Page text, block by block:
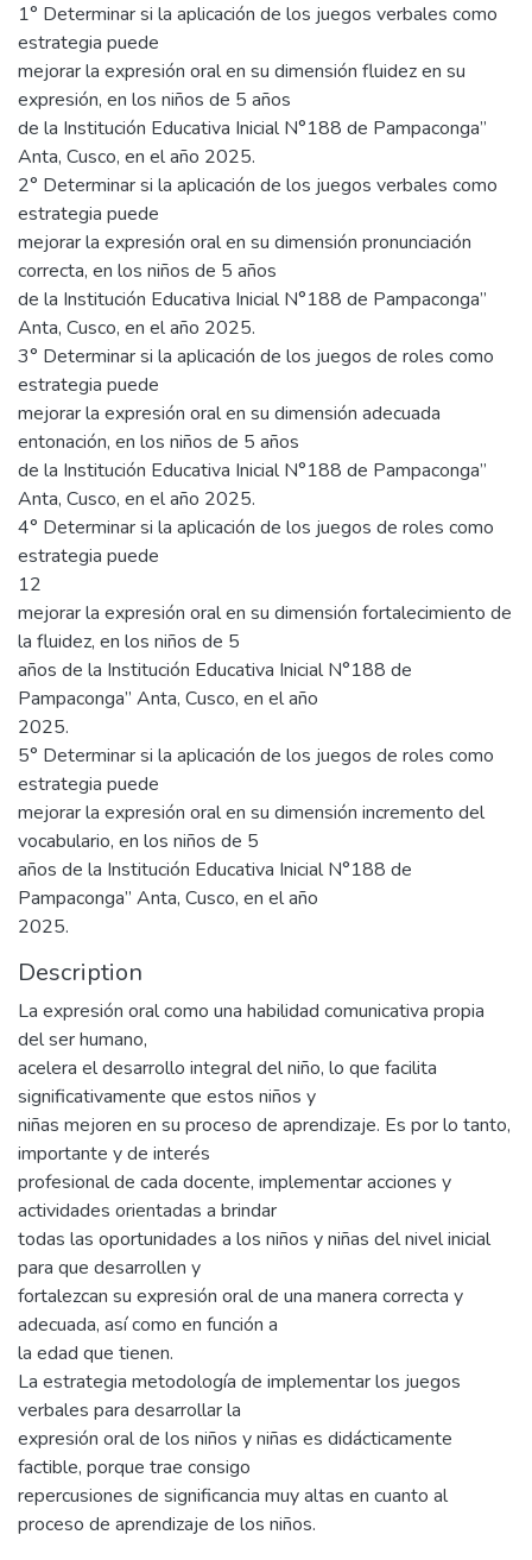
1° Determinar si la aplicación de los juegos verbales como
estrategia puede
mejorar la expresión oral en su dimensión fluidez en su
expresión, en los niños de 5 años
de la Institución Educativa Inicial N°188 de Pampaconga”
Anta, Cusco, en el año 2025.
2° Determinar si la aplicación de los juegos verbales como
estrategia puede
mejorar la expresión oral en su dimensión pronunciación
correcta, en los niños de 5 años
de la Institución Educativa Inicial N°188 de Pampaconga”
Anta, Cusco, en el año 2025.
3° Determinar si la aplicación de los juegos de roles como
estrategia puede
mejorar la expresión oral en su dimensión adecuada
entonación, en los niños de 5 años
de la Institución Educativa Inicial N°188 de Pampaconga”
Anta, Cusco, en el año 2025.
4° Determinar si la aplicación de los juegos de roles como
estrategia puede
12
mejorar la expresión oral en su dimensión fortalecimiento de
la fluidez, en los niños de 5
años de la Institución Educativa Inicial N°188 de
Pampaconga” Anta, Cusco, en el año
2025.
5° Determinar si la aplicación de los juegos de roles como
estrategia puede
mejorar la expresión oral en su dimensión incremento del
vocabulario, en los niños de 5
años de la Institución Educativa Inicial N°188 de
Pampaconga” Anta, Cusco, en el año
2025.
Description
La expresión oral como una habilidad comunicativa propia
del ser humano,
acelera el desarrollo integral del niño, lo que facilita
significativamente que estos niños y
niñas mejoren en su proceso de aprendizaje. Es por lo tanto,
importante y de interés
profesional de cada docente, implementar acciones y
actividades orientadas a brindar
todas las oportunidades a los niños y niñas del nivel inicial
para que desarrollen y
fortalezcan su expresión oral de una manera correcta y
adecuada, así como en función a
la edad que tienen.
La estrategia metodología de implementar los juegos
verbales para desarrollar la
expresión oral de los niños y niñas es didácticamente
factible, porque trae consigo
repercusiones de significancia muy altas en cuanto al
proceso de aprendizaje de los niños.